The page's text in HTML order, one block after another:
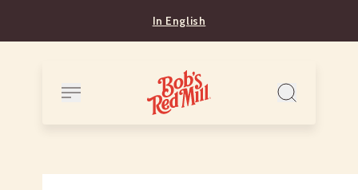
In English